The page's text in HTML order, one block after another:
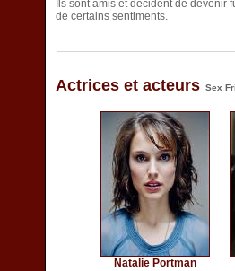
Ils sont amis et décident de
de certains sentiments.
Actrices et acteurs Sex
Natalie Portman